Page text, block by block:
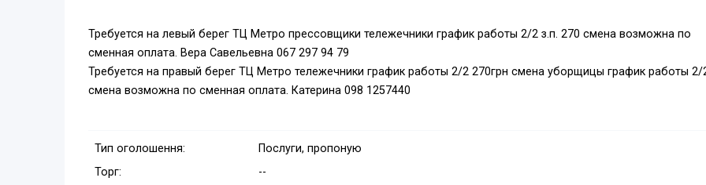
Требуется на левый берег ТЦ Метро прессовщики тележечники график работы 2/2 з.п. 270 смена возможна по
сменная оплата. Вера Савельевна ‎067 297 94 79
Требуется на правый берег ТЦ Метро тележечники график работы 2/2 270грн смена уборщицы график работы 2/
смена возможна по сменная оплата. Катерина ‎098 1257440
Тип оголошення:
Послуги, пропоную
Торг:
--